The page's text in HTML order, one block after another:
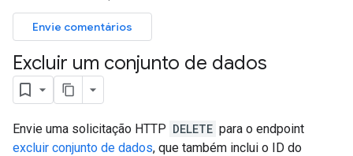
Envie comentários
Excluir um conjunto de dados
Envie uma solicitação HTTP DELETE para o endpoint
excluir conjunto de dados, que também inclui o ID do